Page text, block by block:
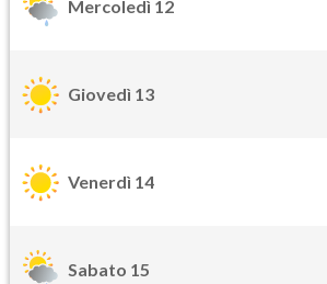
Mercoledì 12
Giovedì 13
Venerdì 14
Sabato 15